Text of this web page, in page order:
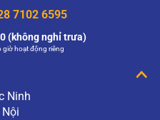
7102 6595
(không nghỉ trưa)
giờ hoạt động riêng
Ninh
Nội